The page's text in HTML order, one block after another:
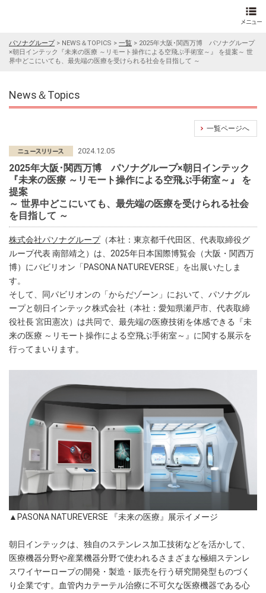
パソナグループ> NEWS＆TOPICS > 一覧 > 2025年大阪･関西万博 パソナグループ
×朝日インテック『未来の医療 ～リモート操作による空飛ぶ手術室～』 を提案～ 世
界中どこにいても、最先端の医療を受けられる社会を目指して ～
News＆Topics
一覧ページへ
2024.12.05
2025年大阪･関西万博 パソナグループ×朝日インテック
『未来の医療 ～リモート操作による空飛ぶ手術室～』 を
提案
～ 世界中どこにいても、最先端の医療を受けられる社会
を目指して ～
株式会社パソナグループ（本社：東京都千代田区、代表取締役グ
ループ代表 南部靖之）は、2025年日本国際博覧会（大阪・関西万
博）にパビリオン「PASONA NATUREVERSE」を出展いたしま
す。
そして、同パビリオンの「からだゾーン」において、パソナグル
ープと朝日インテック株式会社（本社：愛知県瀬戸市、代表取締
役社長 宮田憲次）は共同で、最先端の医療技術を体感できる『未
来の医療 ～リモート操作による空飛ぶ手術室～』に関する展示を
行ってまいります。
▲PASONA NATUREVERSE 『未来の医療』展示イメージ
朝日インテックは、独自のステンレス加工技術などを活かして、
医療機器分野や産業機器分野で使われるさまざまな極細ステンレ
スワイヤーロープの開発・製造・販売を行う研究開発型ものづく
り企業です。血管内カテーテル治療に不可欠な医療機器である心